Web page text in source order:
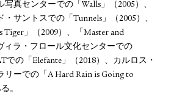
真センターでの「Walls」（2005）、
サントスでの「Tunnels」（2005）、
Tiger」（2009）、「Master and
ィラ・フロール文化センターでの
での「Elefante」（2018）、カルロス・
リーでの「A Hard Rain is Going to
。